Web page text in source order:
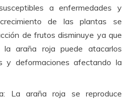
a enfermedades y
de las plantas se
de frutos disminuye ya que
la araña roja puede atacarlos
y deformaciones afectando la
La araña roja se reproduce